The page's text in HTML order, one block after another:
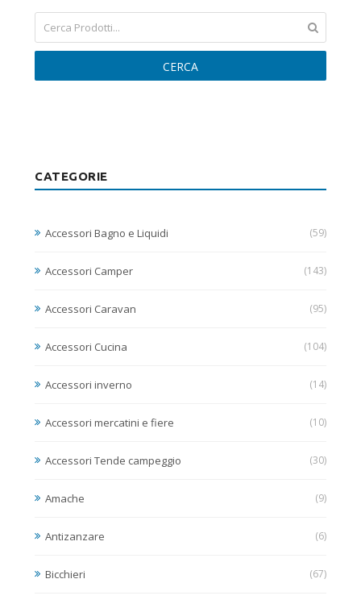
CERCA
CATEGORIE
Accessori Bagno e Liquidi (59)
Accessori Camper (143)
Accessori Caravan (95)
Accessori Cucina (104)
Accessori inverno (14)
Accessori mercatini e fiere (10)
Accessori Tende campeggio (30)
Amache (9)
Antizanzare (6)
Bicchieri (67)